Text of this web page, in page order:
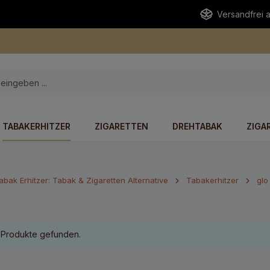
Versandfrei
TABAKERHITZER ZIGARETTEN DREHTABAK
Erhitzer: Tabak & Zigaretten Alternative Tabakerhitzer glo
gefunden.